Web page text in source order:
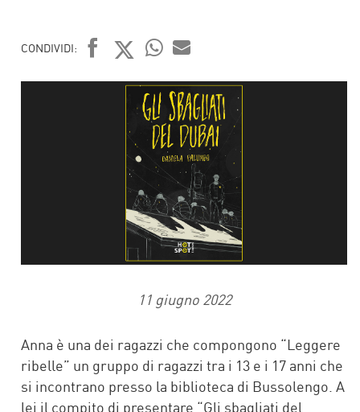
CONDIVIDI:
FACEBOOK
TWITTER
WHATSAPP
MAIL
11 giugno 2022
Anna è una dei ragazzi che compongono “Leggere
ribelle” un gruppo di ragazzi tra i 13 e i 17 anni che
si incontrano presso la biblioteca di Bussolengo. A
lei il compito di presentare “Gli sbagliati del